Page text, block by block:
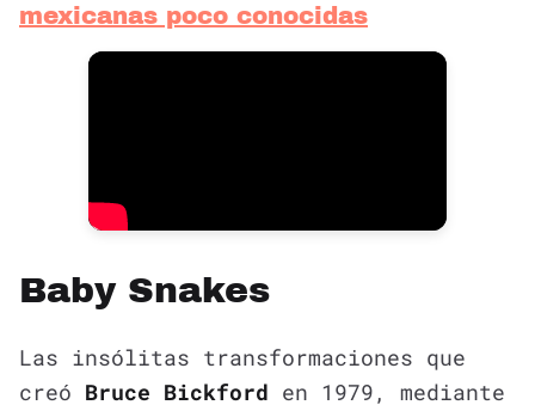
mexicanas poco conocidas
Baby Snakes
Las insólitas transformaciones que
creó Bruce Bickford en 1979, mediante